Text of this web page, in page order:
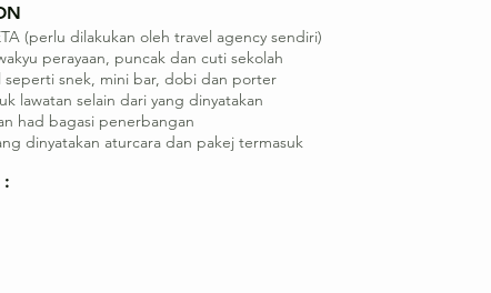
(perlu dilakukan oleh travel agency sendiri)
perayaan, puncak dan cuti sekolah​
seperti snek, mini bar, dobi dan porter
lawatan selain dari yang dinyatakan
had bagasi penerbangan
dinyatakan aturcara dan pakej termasuk
: